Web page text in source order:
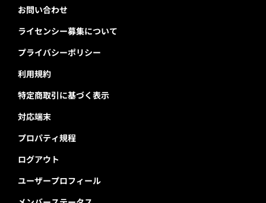
お問い合わせ
ライセンシー募集について
プライバシーポリシー
利用規約
特定商取引に基づく表示
対応端末
プロパティ規程
ログアウト
ユーザープロフィール